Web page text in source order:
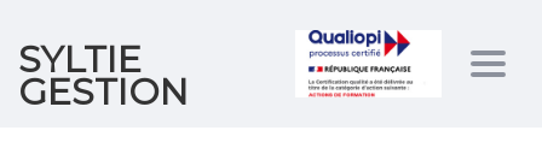
SYLTIE
GESTION